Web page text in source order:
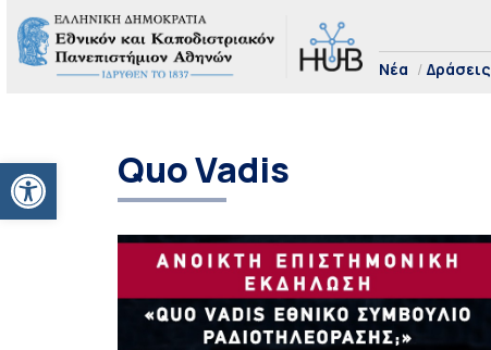
Ανοίξτε τη γραμμή εργαλείων
Νέα Δράσεις
Quo Vadis